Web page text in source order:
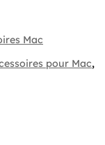
Mac
pour Mac,